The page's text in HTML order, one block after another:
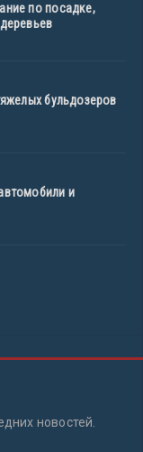
по посадке,
бульдозеров
и
новостей.